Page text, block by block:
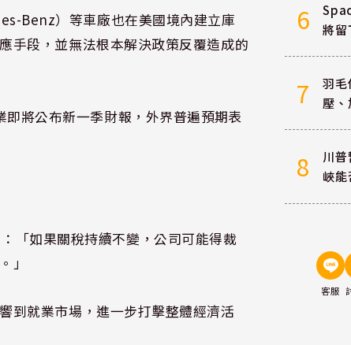
Benz）等車廠也在美國境內建立庫
手段，並無法根本解決政策反覆造成的
將公布新一季財報，外界普遍預期表
「如果關稅持續不變，公司可能得裁
」
到就業市場，進一步打擊整體經濟活
6
將留
7
羽
壓
8
川
峽
客服